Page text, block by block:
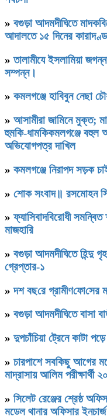
» বগুড়া আদমদীঘিতে
আদালতে ১৫ দিনের কারাদণ্ড
»‎তালামীযে ইসলামিয়া
সম্পন্ন।
» কমলগঞ্জে হাবিবুন নেছা
» আসামীরা জামিনে মুক্ত;
হুমকি-ধামকিকমলগঞ্জে বহুল
অভিযোগপত্র দাখিল
» কমলগঞ্জে নিরাপদ সড়ক
» শোক সংবাদ॥ রসমোহন
»ফ্যাসিবাদবিরোধী
মাজহারি
» বগুড়া আদমদীঘিতে হিন্দু
গ্রেপ্তার-১
»দশ বছ‌রে গ্রামীণ‌ফো‌সের
» বগুড়া আদমদীঘিতে বাসা
» দুপচাঁচিয়া ট্রেনে কাটা
» চারপাশে সবকিছু
মাদ্রাসায় আলিম
» সিলেট রেঞ্জের শ্রেষ্ঠ
মডেল থানার অফিসার